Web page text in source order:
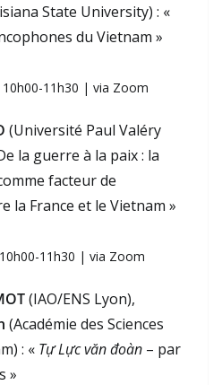
State University) : «
du Vietnam »
11h30 | via Zoom
(Université Paul Valéry
la guerre à la paix : la
facteur de
la France et le Vietnam »
11h30 | via Zoom
(IAO/ENS Lyon),
(Académie des Sciences
: « Tự Lực văn đoàn – par
»